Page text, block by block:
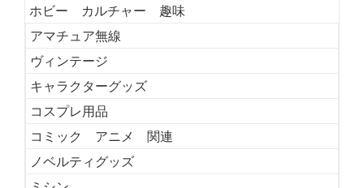
ホビー カルチャー 趣味
アマチュア無線
ヴィンテージ
キャラクターグッズ
コスプレ用品
コミック アニメ 関連
ノベルティグッズ